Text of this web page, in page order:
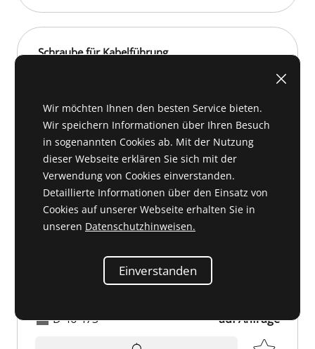
D 46 473
Schraube für Kabelführung
auf Anfrage
Wir möchten Ihnen den besten Service bieten.
Wir speichern Informationen über Ihren Besuch
in sogenannten Cookies ab. Mit der Nutzung
dieser Webseite erklären Sie sich mit der
Verwendung von Cookies einverstanden.
Detaillierte Informationen über den Einsatz von
Cookies auf unserer Webseite erhalten Sie in
unseren Datenschutzhinweisen.
Einverstanden